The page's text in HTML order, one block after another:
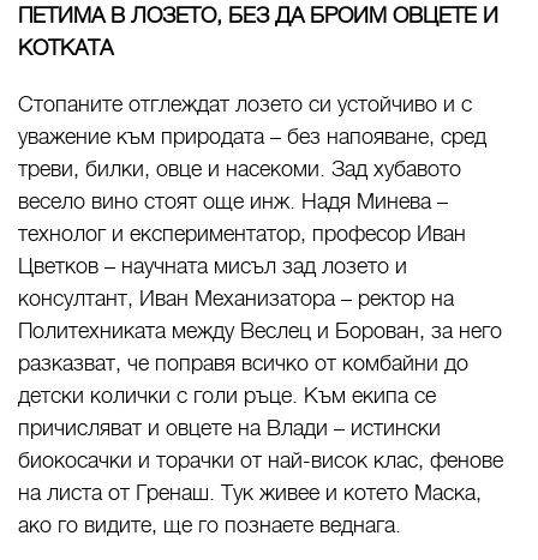
ПЕТИМА В ЛОЗЕТО, БЕЗ ДА БРОИМ ОВЦЕТЕ И
КОТКАТА
Стопаните отглеждат лозето си устойчиво и с
уважение към природата – без напояване, сред
треви, билки, овце и насекоми. Зад хубавото
весело вино стоят още инж. Надя Минева –
технолог и експериментатор, професор Иван
Цветков – научната мисъл зад лозето и
консултант, Иван Механизатора – ректор на
Политехниката между Веслец и Борован, за него
разказват, че поправя всичко от комбайни до
детски колички с голи ръце. Към екипа се
причисляват и овцете на Влади – истински
биокосачки и торачки от най-висок клас, фенове
на листа от Гренаш. Тук живее и котето Маска,
ако го видите, ще го познаете веднага.